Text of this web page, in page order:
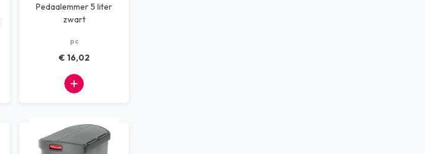
Pedaalemmer 5 liter
zwart
pc
€ 16,02